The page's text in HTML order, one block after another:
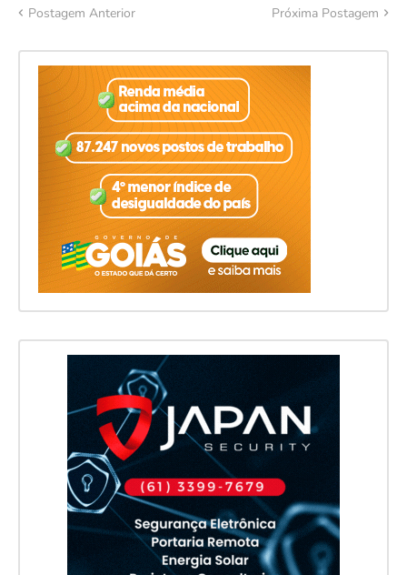
Postagem Anterior Próxima Postagem